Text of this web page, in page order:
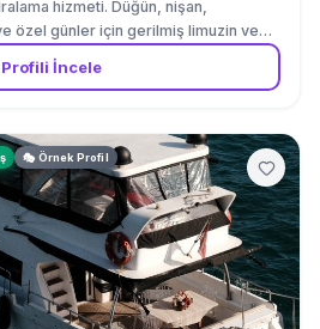
hizmeti. Düğün, nişan,
özel günler için gerilmiş limuzin ve
limuzin ile Boğaz'dan tarihi
havalimanına tüm
Profili İncele
🎭 Örnek Profil